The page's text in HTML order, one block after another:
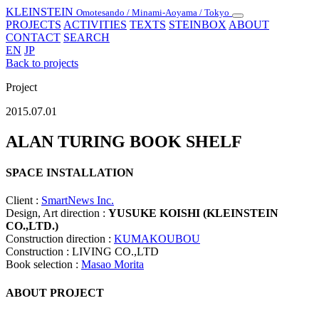
KLEINSTEIN Omotesando / Minami-Aoyama / Tokyo
Toggle
navigation
PROJECTS ACTIVITIES TEXTS STEINBOX ABOUT
CONTACT SEARCH
EN JP
Back to projects
Project
2015.07.01
ALAN TURING BOOK SHELF
SPACE INSTALLATION
Client : SmartNews Inc.
Design, Art direction : YUSUKE KOISHI (KLEINSTEIN
CO.,LTD.)
Construction direction : KUMAKOUBOU
Construction : LIVING CO.,LTD
Book selection : Masao Morita
ABOUT PROJECT